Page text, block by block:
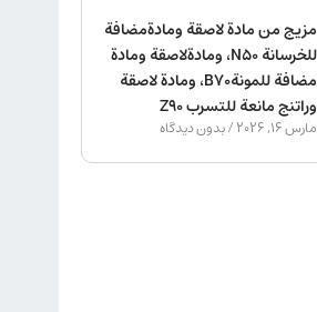
مزيج من مادة لاصقة ومادةمضافة
للخرسانة N50، ومادةلاصقة ومادة
مضافة للمونةB70، ومادة لاصقة
وراتنج مانعة للتسرب Z90
مارس 16, 2026 بدون دیدگاه